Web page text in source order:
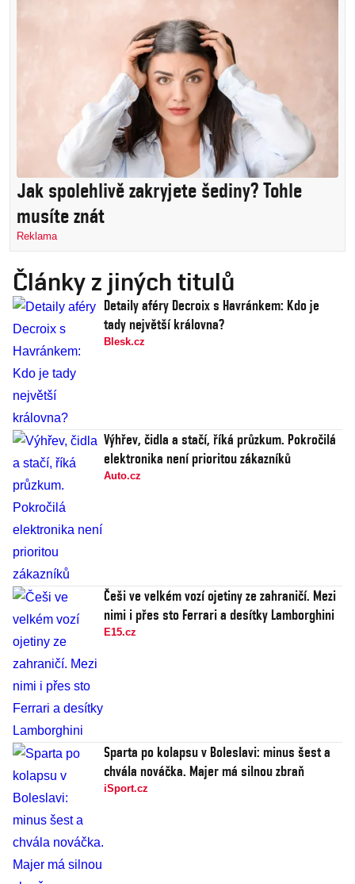
Jak spolehlivě zakryjete šediny? Tohle
musíte znát
Reklama
Články z jiných titulů
Detaily aféry Decroix s Havránkem: Kdo je
tady největší královna?
Blesk.cz
Výhřev, čidla a stačí, říká průzkum. Pokročilá
elektronika není prioritou zákazníků
Auto.cz
Češi ve velkém vozí ojetiny ze zahraničí. Mezi
nimi i přes sto Ferrari a desítky Lamborghini
E15.cz
Sparta po kolapsu v Boleslavi: minus šest a
chvála nováčka. Majer má silnou zbraň
iSport.cz